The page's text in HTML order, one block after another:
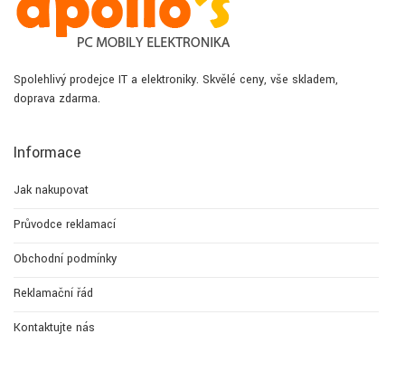
Spolehlivý prodejce IT a elektroniky. Skvělé ceny, vše skladem,
doprava zdarma.
Informace
Jak nakupovat
Průvodce reklamací
Obchodní podmínky
Reklamační řád
Kontaktujte nás